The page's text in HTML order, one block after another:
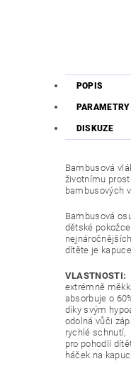
POPIS
PARAMETRY
DISKUZE
Bambusová
životnímu
bambusových
Bambusová
dětské
dítěte je
VLASTNOSTI:
extrémně
absorbuje o
díky svým
odolná vůči
rychlé schnutí,
pro pohodlí
háček na